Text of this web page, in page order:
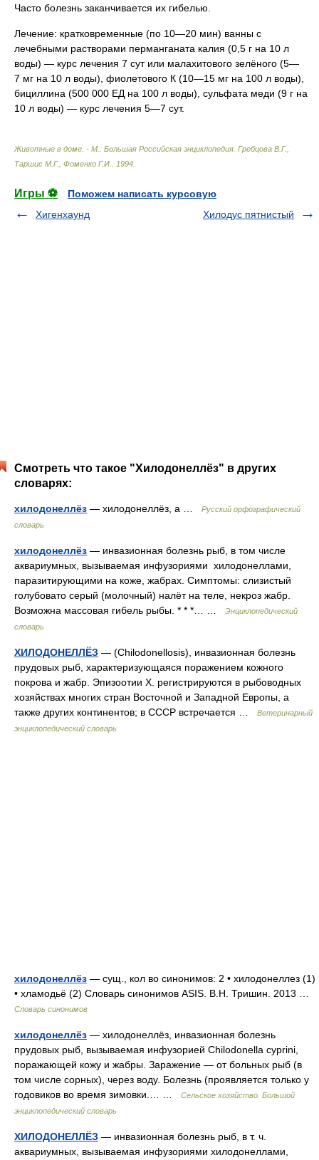
Часто болезнь заканчивается их гибелью.
Лечение: кратковременные (по 10—20 мин) ванны с
лечебными растворами перманганата калия (0,5 г на 10 л
воды) — курс лечения 7 сут или малахитового зелёного (5—
7 мг на 10 л воды), фиолетового К (10—15 мг на 100 л воды),
бициллина (500 000 ЕД на 100 л воды), сульфата меди (9 г на
10 л воды) — курс лечения 5—7 сут.
Животные в доме. - М.: Большая Российская энциклопедия Гребцова В.Г.,
Таршис М.Г., Фоменко Г.И.
1994
Игры ⚽
Поможем написать курсовую
Хигенхаунд
Хилодус пятнистый
Смотреть что такое "Хилодонеллёз" в других
словарях:
хилодонеллёз — хилодонеллёз, а …
Русский орфографический
словарь
хилодонеллёз — инвазионная болезнь рыб, в том числе
аквариумных, вызываемая инфузориями хилодонеллами,
паразитирующими на коже, жабрах. Симптомы: слизистый
голубовато серый (молочный) налёт на теле, некроз жабр.
Возможна массовая гибель рыбы. * * *… …
Энциклопедический
словарь
ХИЛОДОНЕЛЛЁЗ — (Chilodonellosis), инвазионная болезнь
прудовых рыб, характеризующаяся поражением кожного
покрова и жабр. Эпизоотии X. регистрируются в рыбоводных
хозяйствах многих стран Восточной и Западной Европы, а
также других континентов; в СССР встречается …
Ветеринарный
энциклопедический словарь
хилодонеллёз — сущ., кол во синонимов: 2 • хилодонеллез (1)
• хламодьё (2) Словарь синонимов ASIS. В.Н. Тришин. 2013 …
Словарь синонимов
хилодонеллёз — хилодонеллёз, инвазионная болезнь
прудовых рыб, вызываемая инфузорией Chilodonella cyprini,
поражающей кожу и жабры. Заражение — от больных рыб (в
том числе сорных), через воду. Болезнь (проявляется только у
годовиков во время зимовки.… …
Сельское хозяйство. Большой
энциклопедический словарь
ХИЛОДОНЕЛЛЁЗ — инвазионная болезнь рыб, в т. ч.
аквариумных, вызываемая инфузориями хилодонеллами,